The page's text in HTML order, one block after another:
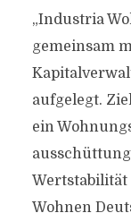
„Industria
gemeinsam
aufgelegt.
ein
Wertstabilität
Wohnen